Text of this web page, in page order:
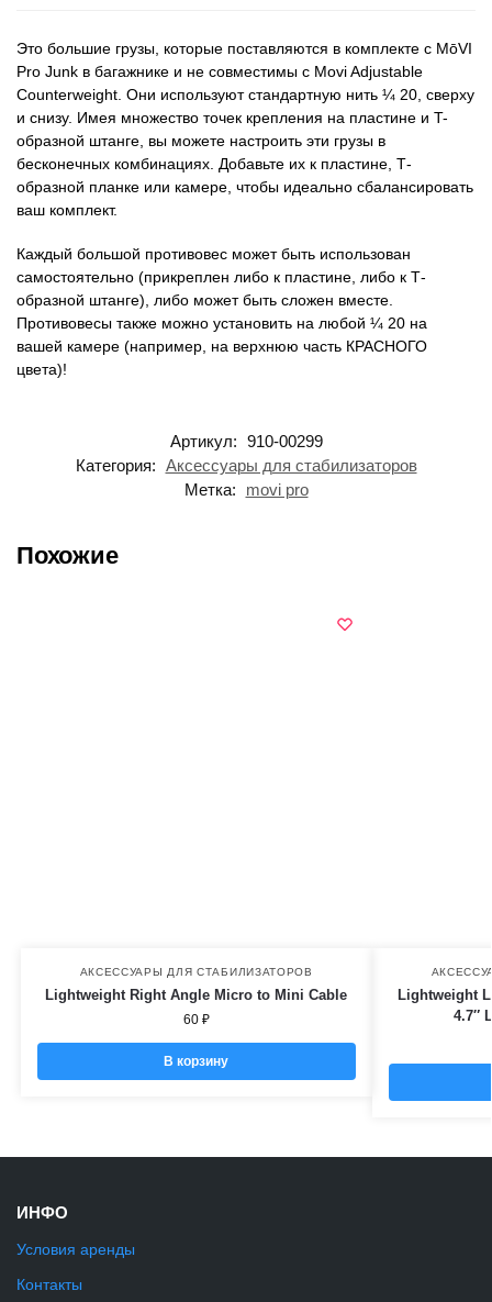
Это большие грузы, которые поставляются в комплекте с MōVI
Pro Junk в багажнике и не совместимы с Movi Adjustable
Counterweight. Они используют стандартную нить ¼ 20, сверху
и снизу. Имея множество точек крепления на пластине и T-
образной штанге, вы можете настроить эти грузы в
бесконечных комбинациях. Добавьте их к пластине, Т-
образной планке или камере, чтобы идеально сбалансировать
ваш комплект.
Каждый большой противовес может быть использован
самостоятельно (прикреплен либо к пластине, либо к Т-
образной штанге), либо может быть сложен вместе.
Противовесы также можно установить на любой ¼ 20 на
вашей камере (например, на верхнюю часть КРАСНОГО
цвета)!
Артикул: 910-00299
Категория: Аксессуары для стабилизаторов
Метка:
movi pro
Похожие
АКСЕССУАРЫ ДЛЯ СТАБИЛИЗАТОРОВ
Lightweight Right Angle Micro to Mini Cable
60 ₽
В корзину
Lightweight
4.7″
ИНФО
Условия аренды
Контакты